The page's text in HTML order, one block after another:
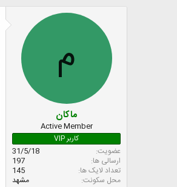
ع
ر
م
ماکان
Active Member
کاربر VIP
عضویت
31/5/18
ارسالی ها
197
تعداد لایک ها
145
محل سکونت
مشهد